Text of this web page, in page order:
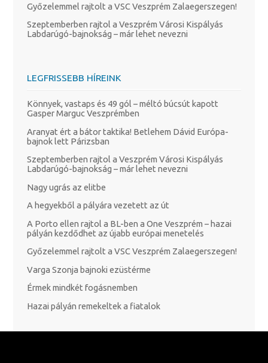
Győzelemmel rajtolt a VSC Veszprém Zalaegerszegen!
Szeptemberben rajtol a Veszprém Városi Kispályás
Labdarúgó-bajnokság – már lehet nevezni
LEGFRISSEBB HÍREINK
Könnyek, vastaps és 49 gól – méltó búcsút kapott
Gasper Marguc Veszprémben
Aranyat ért a bátor taktika! Betlehem Dávid Európa-
bajnok lett Párizsban
Szeptemberben rajtol a Veszprém Városi Kispályás
Labdarúgó-bajnokság – már lehet nevezni
Nagy ugrás az elitbe
A hegyekből a pályára vezetett az út
A Porto ellen rajtol a BL-ben a One Veszprém – hazai
pályán kezdődhet az újabb európai menetelés
Győzelemmel rajtolt a VSC Veszprém Zalaegerszegen!
Varga Szonja bajnoki ezüstérme
Érmek mindkét fogásnemben
Hazai pályán remekeltek a fiatalok